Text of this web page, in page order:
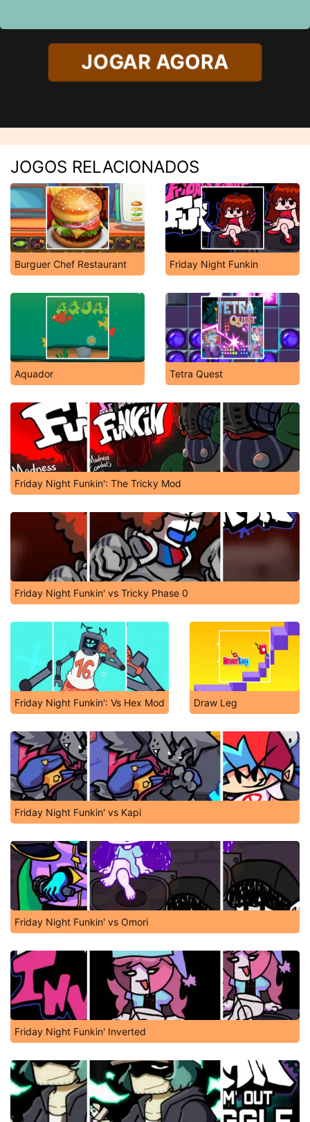
JOGAR AGORA
JOGOS RELACIONADOS
Burguer Chef Restaurant Friday Night Funkin
Aquador Tetra Quest
Friday Night Funkin': The Tricky Mod
Friday Night Funkin' vs Tricky Phase 0
Friday Night Funkin': Vs Hex Mod Draw Leg
Friday Night Funkin' vs Kapi
Friday Night Funkin' vs Omori
Friday Night Funkin' Inverted